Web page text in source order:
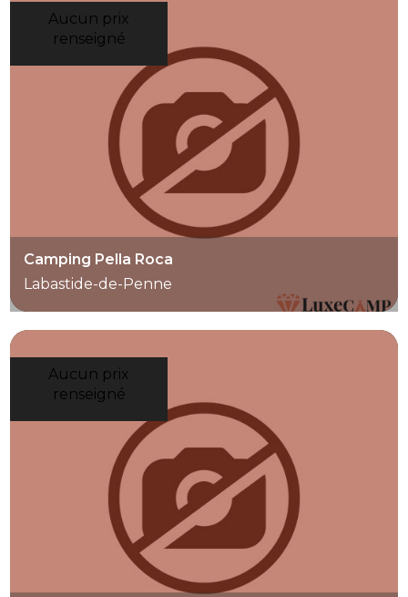
Aucun prix
renseigné
Camping Pella Roca
Labastide-de-Penne
Aucun prix
renseigné